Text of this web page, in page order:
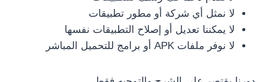
لا نمثل أي شركة أو مطور تطبيقات
لا يمكننا تعديل أو إصلاح التطبيقات نفسها
لا نوفر ملفات APK أو برامج للتحميل المباشر